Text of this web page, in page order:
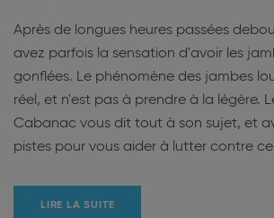
Après de longues heures passées
avez parfois la sensation d'avoir les
gonflées. Le phénomène des jambes
réel, et n'est pas à prendre à la légère.
Cabanac vous dit tout à son sujet, et
pistes pour vous aider à lutter contre
LIRE LA SUITE